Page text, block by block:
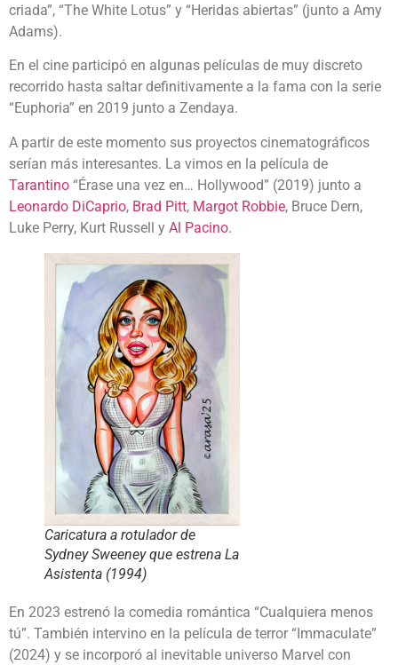
criada”, “The White Lotus” y “Heridas abiertas” (junto a Amy
Adams).
En el cine participó en algunas películas de muy discreto
recorrido hasta saltar definitivamente a la fama con la serie
“Euphoria” en 2019 junto a Zendaya.
A partir de este momento sus proyectos cinematográficos
serían más interesantes. La vimos en la película de
Tarantino “Érase una vez en… Hollywood” (2019) junto a
Leonardo DiCaprio, Brad Pitt, Margot Robbie, Bruce Dern,
Luke Perry, Kurt Russell y Al Pacino.
Caricatura a rotulador de
Sydney Sweeney que estrena La
Asistenta (1994)
En 2023 estrenó la comedia romántica “Cualquiera menos
tú”. También intervino en la película de terror “Immaculate”
(2024) y se incorporó al inevitable universo Marvel con